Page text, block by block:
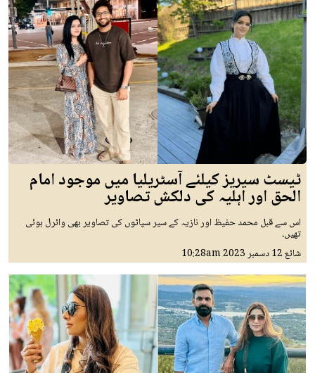
ٹیسٹ سیریز کیلئے آسٹریلیا میں موجود امام
الحق اور اہلیہ کی دلکش تصاویر
اس سے قبل محمد حفیظ اور نازیہ کے سیر سپاٹوں کی تصاویر بھی وائرل ہوئی
تھیں۔
شائع12 دسمبر 2023 10:28am